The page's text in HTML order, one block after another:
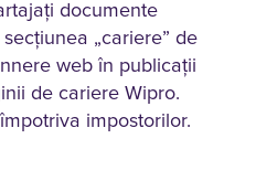
documente
„cariere” de
web în publicații
de cariere Wipro.
impostorilor.